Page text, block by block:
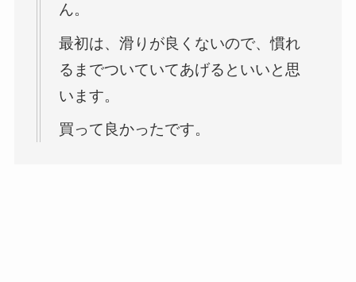
ん。
最初は、滑りが良くないので、慣れ
るまでついていてあげるといいと思
います。
買って良かったです。